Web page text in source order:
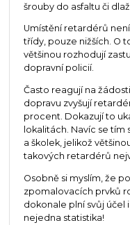
šrouby do asfaltu či
Umístění retardérů
třídy, pouze nižších. O
většinou rozhodují
dopravní policií.
Často reagují na
dopravu zvyšují
procent. Dokazují to
lokalitách. Navíc se tím
a školek, jelikož
takových retardérů
Osobně si myslím, že
zpomalovacích prvků
dokonale plní svůj účel
nejedna statistika!